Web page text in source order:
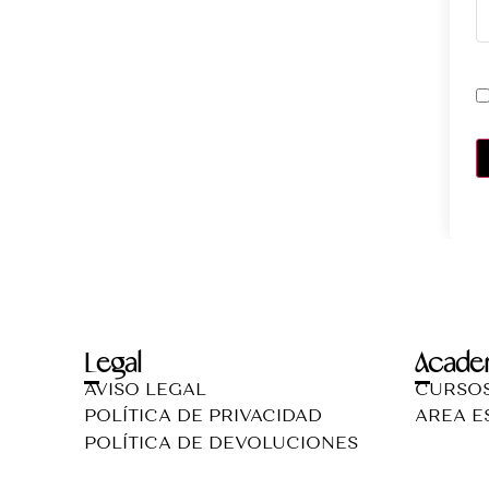
Legal
AVISO LEGAL
POLÍTICA DE PRIVACIDAD
POLÍTICA DE DEVOLUCIONES
AREA